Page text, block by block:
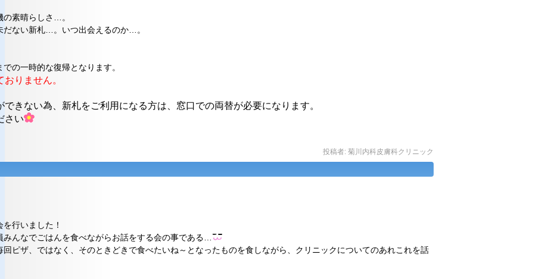
の素晴らしさ…。
だない新札…。いつ出会えるのか…。
の一時的な復帰となります。
りません。
きない為、新札をご利用になる方は、窓口での両替が必要になります。
さい
投稿者: 菊川内科皮膚科クリニック
行いました！
んなでごはんを食べながらお話をする会の事である…
ピザ、ではなく、そのときどきで食べたいね～となったものを食しながら、クリニックについてのあれこれを話